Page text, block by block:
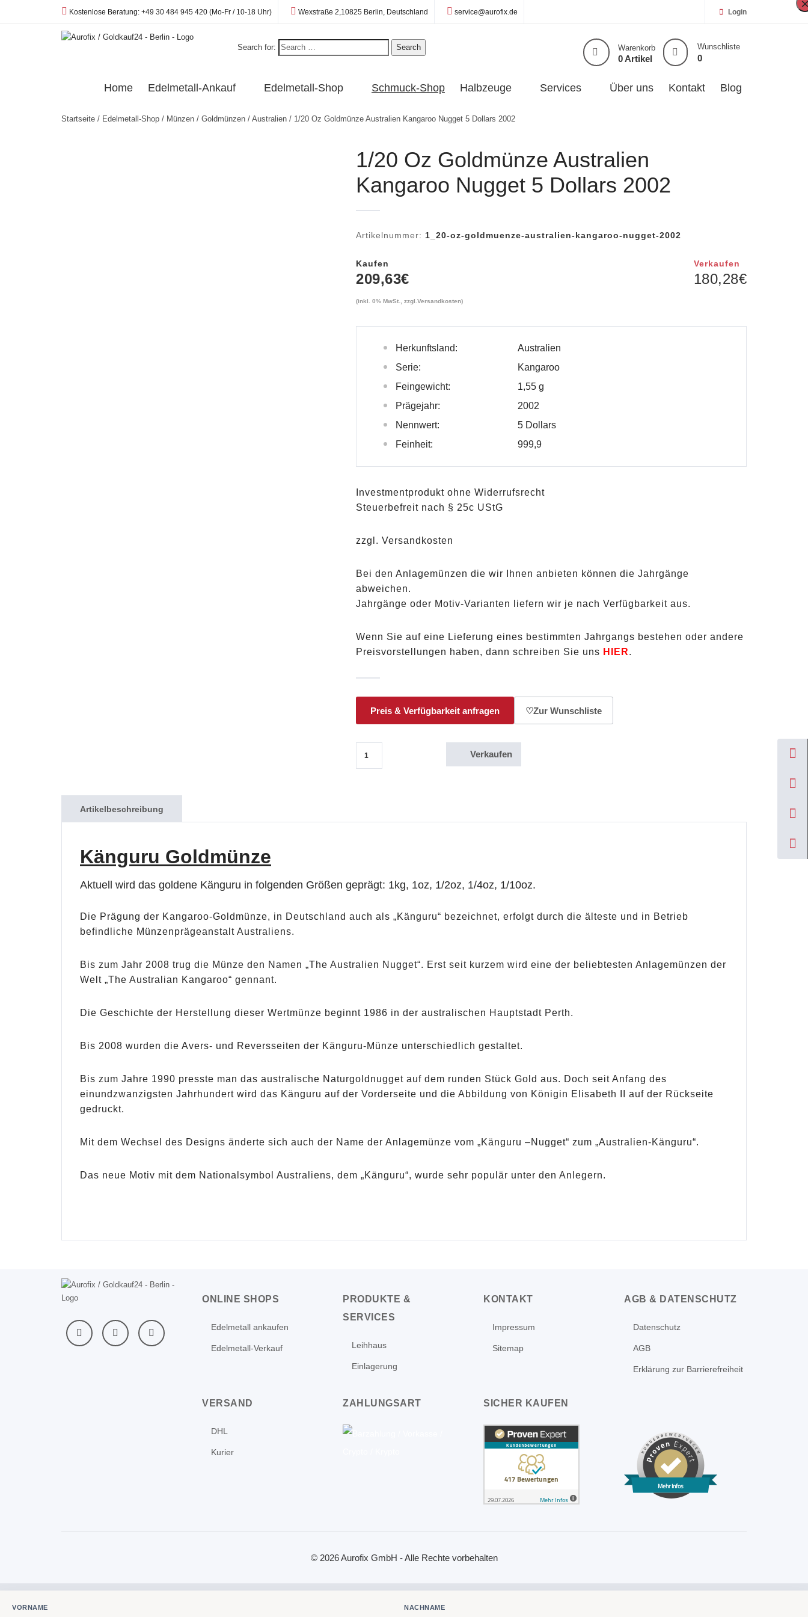
Telefon:
Kostenlose Beratung: +49 30 484 945 420 (Mo-Fr / 10-18 Uhr) Standort:
Wexstraße 2,10825 Berlin, Deutschland E-Mail:
service@aurofix.de Login
Search for: Search Warenkorb
0 Artikel
Wunschliste
0
Home Edelmetall-Ankauf Edelmetall-Shop Schmuck-Shop Halbzeuge Services Über uns Kontakt Blog
Startseite / Edelmetall-Shop / Münzen / Goldmünzen / Australien / 1/20 Oz Goldmünze Australien Kangaroo Nugget 5 Dollars 2002
1/20 Oz Goldmünze Australien
Kangaroo Nugget 5 Dollars 2002
Artikelnummer:1_20-oz-goldmuenze-australien-kangaroo-nugget-2002
Kaufen
209,63€
Verkaufen
180,28€
(inkl. 0% MwSt., zzgl.Versandkosten)
Herkunftsland:
Australien
Serie:
Kangaroo
Feingewicht:
1,55 g
Prägejahr:
2002
Nennwert:
5 Dollars
Feinheit:
999,9
Investmentprodukt ohne Widerrufsrecht
Steuerbefreit nach § 25c UStG
zzgl. Versandkosten
Bei den Anlagemünzen die wir Ihnen anbieten können die Jahrgänge
abweichen.
Jahrgänge oder Motiv-Varianten liefern wir je nach Verfügbarkeit aus.
Wenn Sie auf eine Lieferung eines bestimmten Jahrgangs bestehen oder andere
Preisvorstellungen haben, dann schreiben Sie uns HIER.
Preis & Verfügbarkeit anfragen ♡Zur Wunschliste
1/20 Oz Goldmünze Australien Kangaroo Nugget 5 Dollars 2002 Menge
Verkaufen
Artikelbeschreibung
Känguru Goldmünze
Aktuell wird das goldene Känguru in folgenden Größen geprägt: 1kg, 1oz, 1/2oz, 1/4oz, 1/10oz.
Die Prägung der Kangaroo-Goldmünze, in Deutschland auch als „Känguru“ bezeichnet, erfolgt durch die älteste und in Betrieb
befindliche Münzenprägeanstalt Australiens.
Bis zum Jahr 2008 trug die Münze den Namen „The Australien Nugget“. Erst seit kurzem wird eine der beliebtesten Anlagemünzen der
Welt „The Australian Kangaroo“ gennant.
Die Geschichte der Herstellung dieser Wertmünze beginnt 1986 in der australischen Hauptstadt Perth.
Bis 2008 wurden die Avers- und Reversseiten der Känguru-Münze unterschiedlich gestaltet.
Bis zum Jahre 1990 presste man das australische Naturgoldnugget auf dem runden Stück Gold aus. Doch seit Anfang des
einundzwanzigsten Jahrhundert wird das Känguru auf der Vorderseite und die Abbildung von Königin Elisabeth II auf der Rückseite
gedruckt.
Mit dem Wechsel des Designs änderte sich auch der Name der Anlagemünze vom „Känguru –Nugget“ zum „Australien-Känguru“.
Das neue Motiv mit dem Nationalsymbol Australiens, dem „Känguru“, wurde sehr populär unter den Anlegern.
ONLINE SHOPS
Edelmetall ankaufen
Edelmetall-Verkauf
PRODUKTE &
SERVICES
Leihhaus
Einlagerung
KONTAKT
Impressum
Sitemap
AGB & DATENSCHUTZ
Datenschutz
AGB
Erklärung zur Barrierefreiheit
VERSAND
DHL
Kurier
ZAHLUNGSART SICHER KAUFEN
Mehr Infos
© 2026 Aurofix GmbH - Alle Rechte vorbehalten
VORNAME NACHNAME